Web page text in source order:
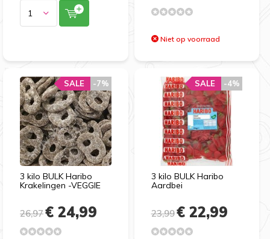
Niet op voorraad
3 kilo BULK Haribo
Krakelingen -VEGGIE
-7%
SALE
26,97€ 24,99
3 kilo BULK Haribo
Aardbei
-4%
SALE
23,99€ 22,99